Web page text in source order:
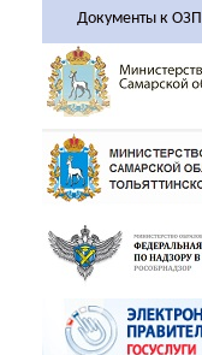
Документы к ОЗП